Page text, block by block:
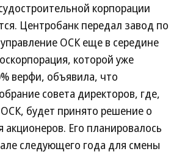
корпорации
Центробанк передал завод по
ОСК еще в середине
которой уже
верфи, объявила, что
совета директоров, где,
ОСК, будет принято решение о
акционеров. Его планировалось
следующего года для смены